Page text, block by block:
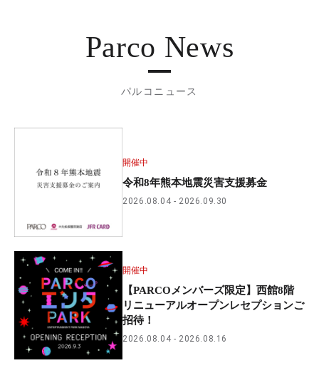
Parco News
パルコニュース
開催中
令和8年熊本地震災害支援募金
2026.08.04 2026.09.30
開催中
【PARCOメンバーズ限定】西館8階
リニューアルオープンレセプションご
招待！
2026.08.04 2026.08.16